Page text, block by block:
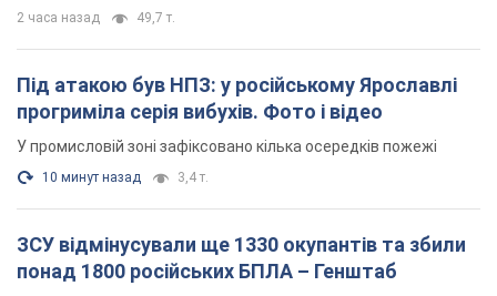
2 часа назад 49,7 т.
Під атакою був НПЗ: у російському Ярославлі
прогриміла серія вибухів. Фото і відео
У промисловій зоні зафіксовано кілька осередків пожежі
10 минут назад 3,4 т.
ЗСУ відмінусували ще 1330 окупантів та збили
понад 1800 російських БПЛА – Генштаб